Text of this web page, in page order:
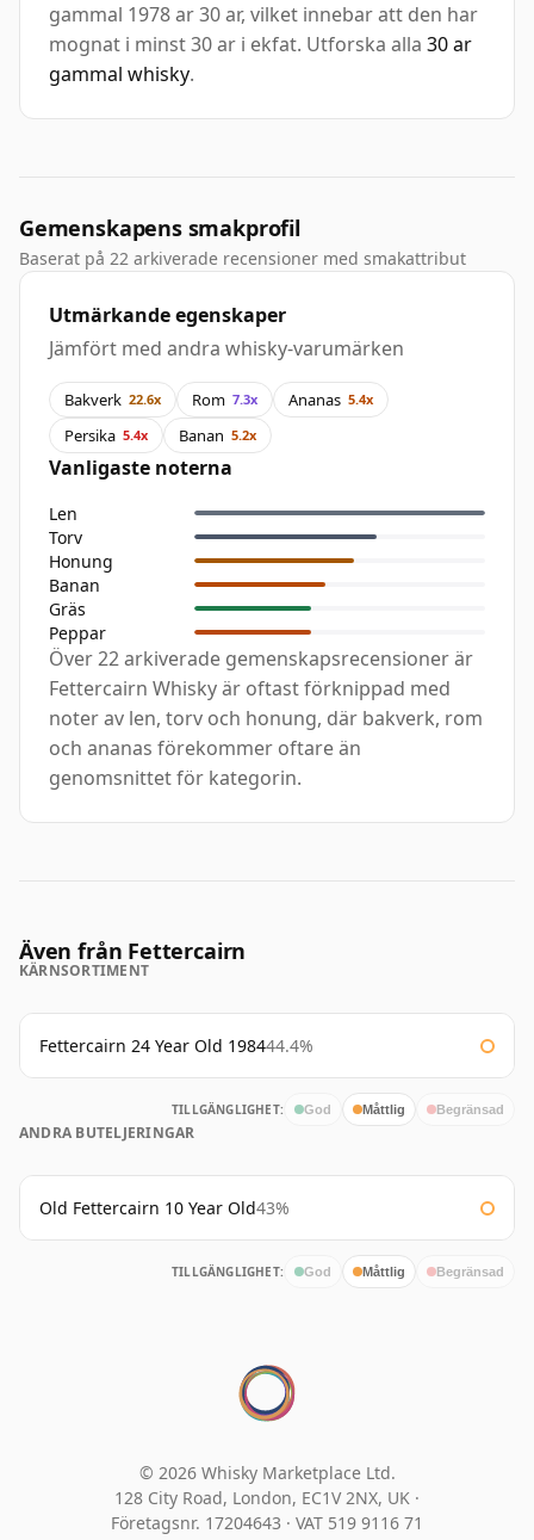
gammal 1978 ar 30 ar, vilket innebar att den har
mognat i minst 30 ar i ekfat. Utforska alla 30 ar
gammal whisky.
Gemenskapens smakprofil
Baserat på 22 arkiverade recensioner med smakattribut
Utmärkande egenskaper
Jämfört med andra whisky-varumärken
Bakverk 22.6x Rom 7.3x Ananas 5.4x
Persika 5.4x Banan 5.2x
Vanligaste noterna
Len
Torv
Honung
Banan
Gräs
Peppar
Över 22 arkiverade gemenskapsrecensioner är
Fettercairn Whisky är oftast förknippad med
noter av len, torv och honung, där bakverk, rom
och ananas förekommer oftare än
genomsnittet för kategorin.
Även från Fettercairn
KÄRNSORTIMENT
Fettercairn 24 Year Old 198444.4%
TILLGÄNGLIGHET: God Måttlig Begränsad
ANDRA BUTELJERINGAR
Old Fettercairn 10 Year Old43%
TILLGÄNGLIGHET: God Måttlig Begränsad
© 2026 Whisky Marketplace Ltd.
128 City Road, London, EC1V 2NX, UK ·
Företagsnr. 17204643 · VAT 519 9116 71